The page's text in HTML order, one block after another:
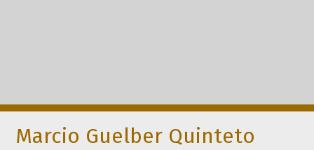
Marcio Guelber Quinteto